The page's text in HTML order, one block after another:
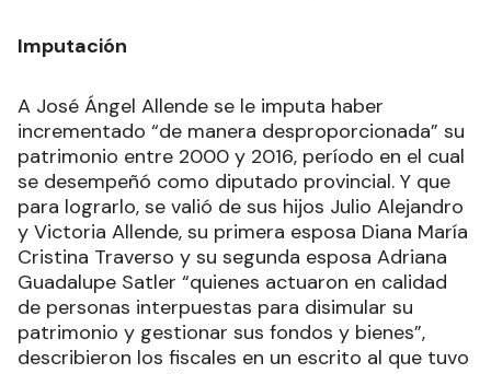
Imputación
A José Ángel Allende se le imputa haber
incrementado “de manera desproporcionada” su
patrimonio entre 2000 y 2016, período en el cual
se desempeñó como diputado provincial. Y que
para lograrlo, se valió de sus hijos Julio Alejandro
y Victoria Allende, su primera esposa Diana María
Cristina Traverso y su segunda esposa Adriana
Guadalupe Satler “quienes actuaron en calidad
de personas interpuestas para disimular su
patrimonio y gestionar sus fondos y bienes”,
describieron los fiscales en un escrito al que tuvo